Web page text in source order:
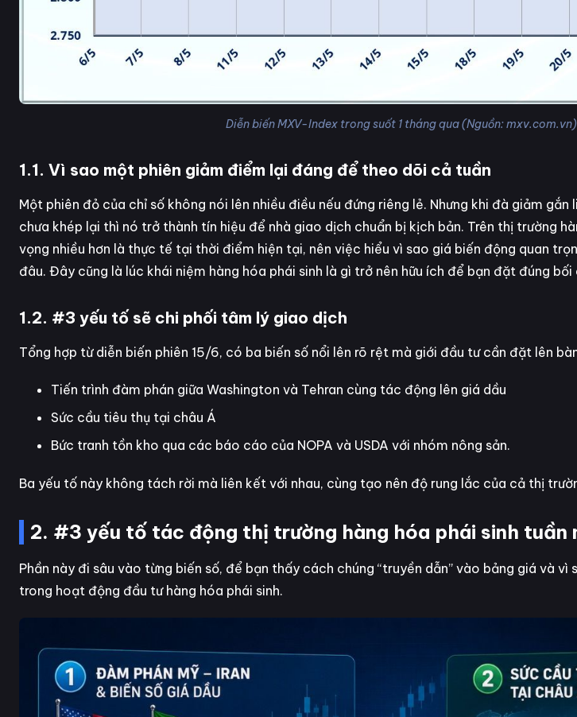
Diễn biến MXV-Index trong suốt 1 tháng qua (Nguồn: mxv.com.vn)
1.1. Vì sao một phiên giảm điểm lại đáng để theo dõi cả tuần
Một phiên đỏ của chỉ số không nói lên nhiều điều nếu đứng riêng lẻ. Nhưng khi đà giảm gắn
chưa khép lại thì nó trở thành tín hiệu để nhà giao dịch chuẩn bị kịch bản. Trên thị trường
vọng nhiều hơn là thực tế tại thời điểm hiện tại, nên việc hiểu vì sao giá biến động quan
đâu. Đây cũng là lúc khái niệm hàng hóa phái sinh là gì trở nên hữu ích để bạn đặt đúng
1.2. #3 yếu tố sẽ chi phối tâm lý giao dịch
Tổng hợp từ diễn biến phiên 15/6, có ba biến số nổi lên rõ rệt mà giới đầu tư cần đặt lên
Tiến trình đàm phán giữa Washington và Tehran cùng tác động lên giá dầu
Sức cầu tiêu thụ tại châu Á
Bức tranh tồn kho qua các báo cáo của NOPA và USDA với nhóm nông sản.
Ba yếu tố này không tách rời mà liên kết với nhau, cùng tạo nên độ rung lắc của cả thị
2. #3 yếu tố tác động thị trường hàng hóa phái sinh tuần
Phần này đi sâu vào từng biến số, để bạn thấy cách chúng “truyền dẫn” vào bảng giá và
trong hoạt động đầu tư hàng hóa phái sinh.